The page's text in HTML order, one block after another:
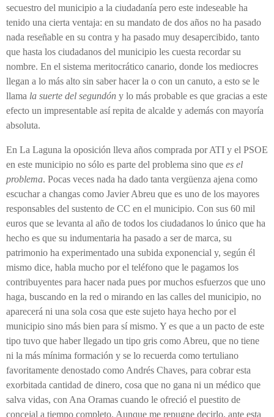
secuestro del municipio a la ciudadanía pero este indeseable ha
tenido una cierta ventaja: en su mandato de dos años no ha pasado
nada reseñable en su contra y ha pasado muy desapercibido, tanto
que hasta los ciudadanos del municipio les cuesta recordar su
nombre. En el sistema meritocrático canario, donde los mediocres
llegan a lo más alto sin saber hacer la o con un canuto, a esto se le
llama la suerte del segundón y lo más probable es que gracias a este
efecto un impresentable así repita de alcalde y además con mayoría
absoluta.
En La Laguna la oposición lleva años comprada por ATI y el PSOE
en este municipio no sólo es parte del problema sino que es el
problema. Pocas veces nada ha dado tanta vergüenza ajena como
escuchar a changas como Javier Abreu que es uno de los mayores
responsables del sustento de CC en el municipio. Con sus 60 mil
euros que se levanta al año de todos los ciudadanos lo único que ha
hecho es que su indumentaria ha pasado a ser de marca, su
patrimonio ha experimentado una subida exponencial y, según él
mismo dice, habla mucho por el teléfono que le pagamos los
contribuyentes para hacer nada pues por muchos esfuerzos que uno
haga, buscando en la red o mirando en las calles del municipio, no
aparecerá ni una sola cosa que este sujeto haya hecho por el
municipio sino más bien para sí mismo. Y es que a un pacto de este
tipo tuvo que haber llegado un tipo gris como Abreu, que no tiene
ni la más mínima formación y se lo recuerda como tertuliano
favoritamente denostado como Andrés Chaves, para cobrar esta
exorbitada cantidad de dinero, cosa que no gana ni un médico que
salva vidas, con Ana Oramas cuando le ofreció el puestito de
concejal a tiempo completo. Aunque me repugne decirlo, ante esta